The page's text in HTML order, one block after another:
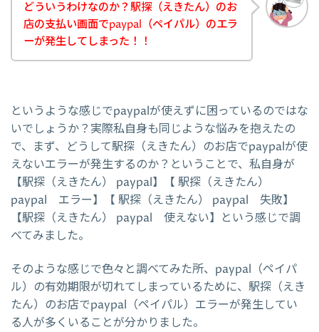
どういうわけなのか？駅探（えきたん）のお
店の支払い画面でpaypal（ペイパル）のエラ
ーが発生してしまった！！
というような感じでpaypalが使えずに困っているのではな
いでしょうか？実際私自身も同じような悩みを抱えたの
で、まず、どうして駅探（えきたん）のお店でpaypalが使
えないエラーが発生するのか？ということで、私自身が
【駅探（えきたん） paypal】【 駅探（えきたん）
paypal エラー】【 駅探（えきたん） paypal 失敗】
【駅探（えきたん） paypal 使えない】という感じで調
べてみました。
そのような感じで色々と調べてみた所、paypal（ペイパ
ル）の有効期限が切れてしまっているために、駅探（えき
たん）のお店でpaypal（ペイパル）エラーが発生してい
る人が多くいることが分かりました。